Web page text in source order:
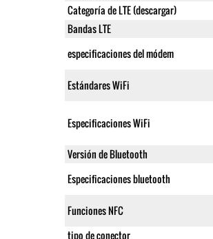
Categoría de LTE (descargar)
Bandas LTE
especificaciones del módem
Estándares WiFi
Especificaciones WiFi
Versión de Bluetooth
Especificaciones bluetooth
Funciones NFC
tipo de conector